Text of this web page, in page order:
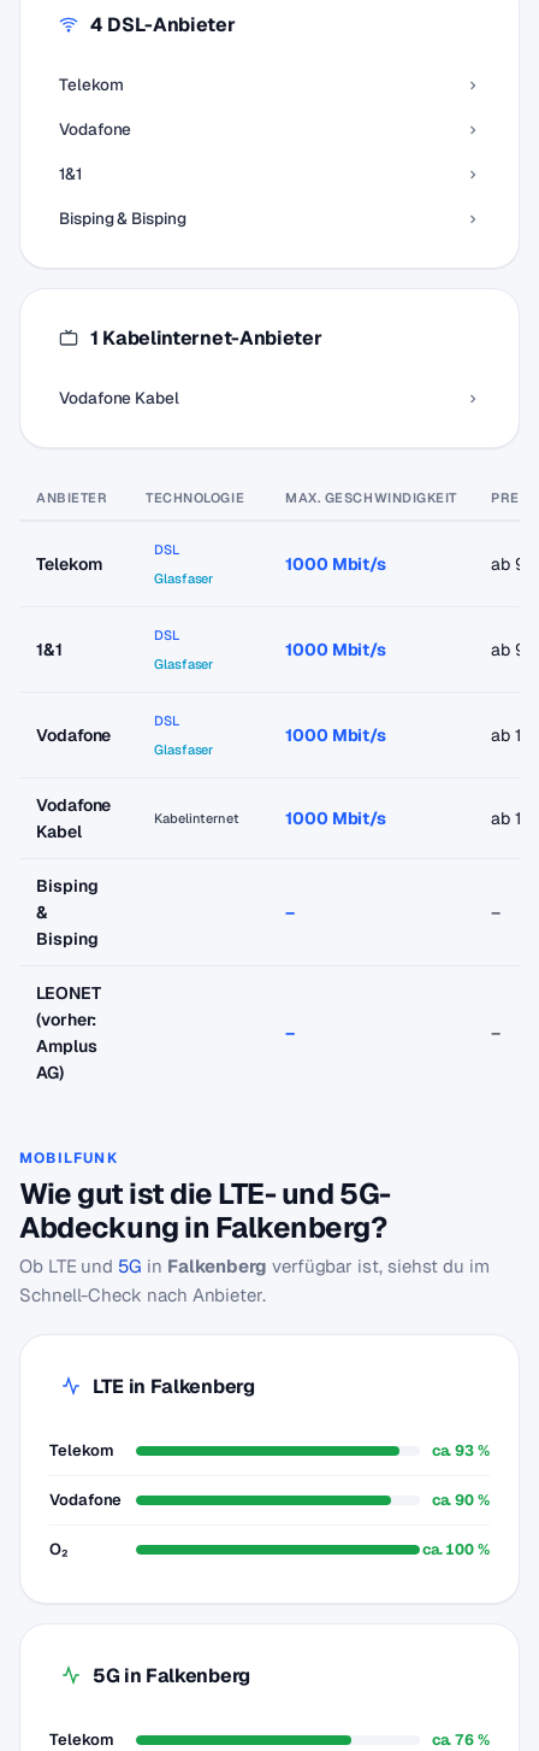
4 DSL-Anbieter
Telekom
Vodafone
1&1
Bisping & Bisping
1 Kabelinternet-Anbieter
Vodafone Kabel
ANBIETER TECHNOLOGIE MAX. GESCHWINDIGKEIT PREIS
Telekom
DSL
Glasfaser
1000 Mbit/s ab
1&1
DSL
Glasfaser
1000 Mbit/s ab
Vodafone
DSL
Glasfaser
1000 Mbit/s ab
Vodafone
Kabel
Kabelinternet 1000 Mbit/s ab
Bisping
&
Bisping
– –
LEONET
(vorher:
Amplus
AG)
– –
MOBILFUNK
Wie gut ist die LTE- und 5G-
Abdeckung in Falkenberg?
Ob LTE und 5G in Falkenberg verfügbar ist, siehst du im
Schnell-Check nach Anbieter.
LTE in Falkenberg
Telekom ca. 93 %
Vodafone ca. 90 %
O₂ ca. 100 %
5G in Falkenberg
Telekom ca. 76 %